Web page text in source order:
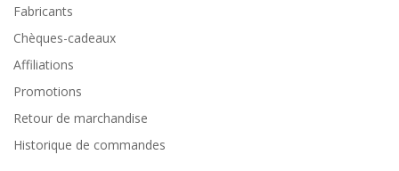
Fabricants
Chèques-cadeaux
Affiliations
Promotions
Retour de marchandise
Historique de commandes